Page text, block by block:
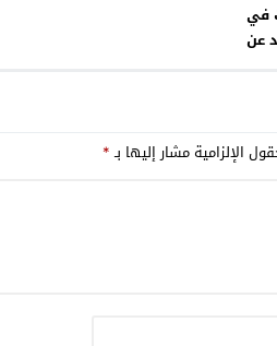
في
عن
الإلزامية مشار إليها بـ*